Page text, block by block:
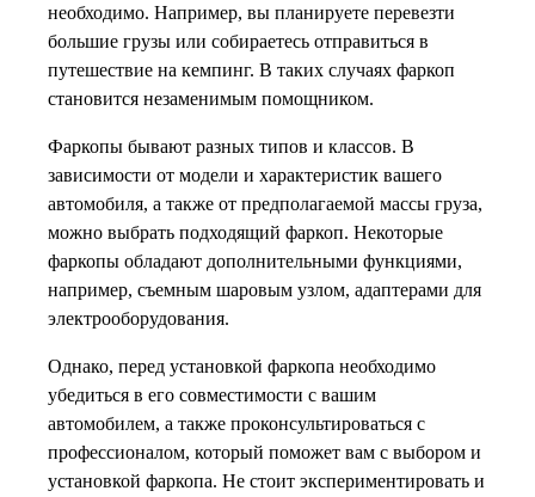
необходимо. Например, вы планируете перевезти
большие грузы или собираетесь отправиться в
путешествие на кемпинг. В таких случаях фаркоп
становится незаменимым помощником.
Фаркопы бывают разных типов и классов. В
зависимости от модели и характеристик вашего
автомобиля, а также от предполагаемой массы груза,
можно выбрать подходящий фаркоп. Некоторые
фаркопы обладают дополнительными функциями,
например, съемным шаровым узлом, адаптерами для
электрооборудования.
Однако, перед установкой фаркопа необходимо
убедиться в его совместимости с вашим
автомобилем, а также проконсультироваться с
профессионалом, который поможет вам с выбором и
установкой фаркопа. Не стоит экспериментировать и